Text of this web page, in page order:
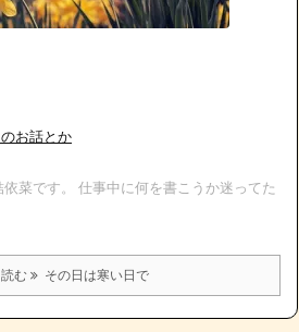
お話とか
菜です。 仕事中に何を書こうか迷ってた
む その日は寒い日で